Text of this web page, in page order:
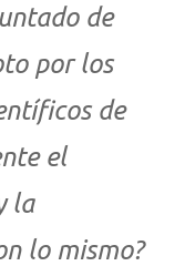
de
por los
de
el
la
lo mismo?